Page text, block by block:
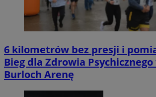
6 kilometrów bez presji i
Bieg dla Zdrowia
Burloch Arenę